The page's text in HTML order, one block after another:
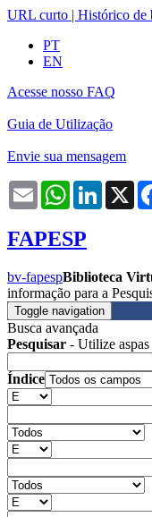
URL curto | Histórico de
PT
EN
Acesse nosso FAQ
Guia de Utilização
Envie sua mensagem
Email WhatsApp X
FAPESP
bv-fapespBiblioteca
informação para a
Toggle navigation
Busca avançada
Pesquisar - Utilize
Índice